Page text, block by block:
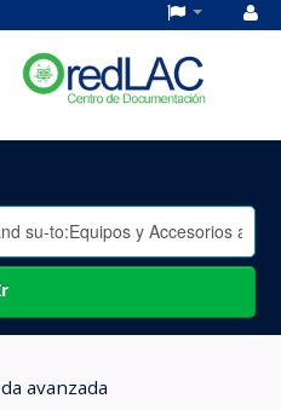
avanzada